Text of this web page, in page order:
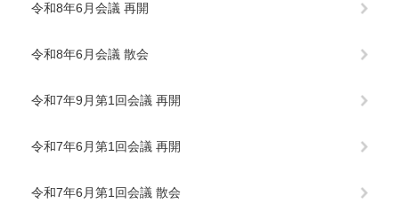
令和8年6月会議 再開
令和8年6月会議 散会
令和7年9月第1回会議 再開
令和7年6月第1回会議 再開
令和7年6月第1回会議 散会